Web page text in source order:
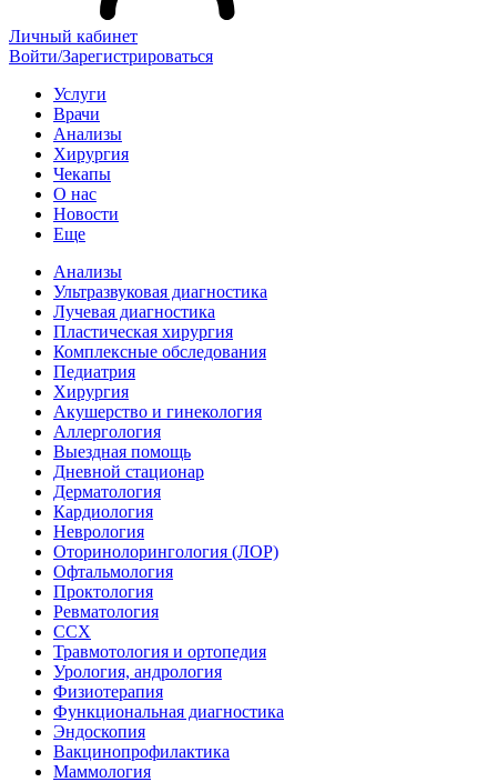
Личный кабинет
Войти/Зарегистрироваться
Услуги
Врачи
Анализы
Хирургия
Чекапы
О нас
Новости
Еще
Анализы
Ультразвуковая диагностика
Лучевая диагностика
Пластическая хирургия
Комплексные обследования
Педиатрия
Хирургия
Акушерство и гинекология
Аллергология
Выездная помощь
Дневной стационар
Дерматология
Кардиология
Неврология
Оторинолорингология (ЛОР)
Офтальмология
Проктология
Ревматология
ССХ
Травмотология и ортопедия
Урология, андрология
Физиотерапия
Функциональная диагностика
Эндоскопия
Вакцинопрофилактика
Маммология